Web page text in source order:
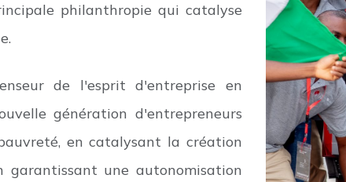
philanthropie qui catalyse
de l'esprit d'entreprise en
génération d'entrepreneurs
en catalysant la création
une autonomisation